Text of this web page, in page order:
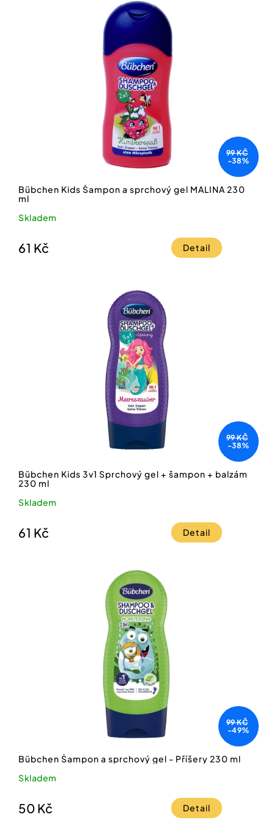
99 KČ
-38%
Bübchen Kids Šampon a sprchový gel MALINA 230
ml
Skladem
61 Kč Detail
99 KČ
-38%
Bübchen Kids 3v1 Sprchový gel + šampon + balzám
230 ml
Skladem
61 Kč Detail
99 KČ
-49%
Bübchen Šampon a sprchový gel - Příšery 230 ml
Skladem
50 Kč Detail